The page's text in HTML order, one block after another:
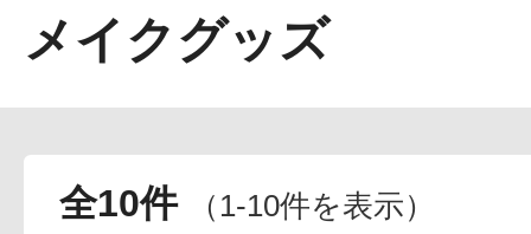
購入履歴
アテニア
メイクグッズ
全10件 （ 1-10件を表示）